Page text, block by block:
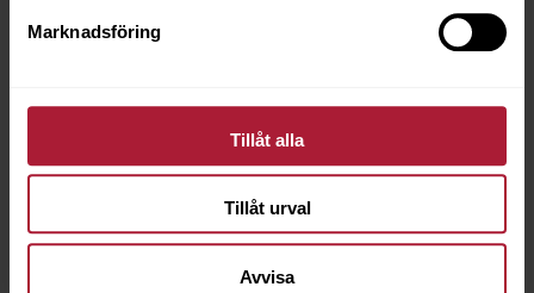
Marknadsföring
Tillåt alla
Tillåt urval
Avvisa